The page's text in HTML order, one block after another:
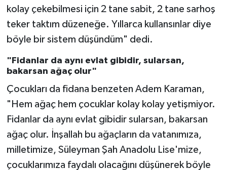
kolay çekebilmesi için 2 tane sabit, 2 tane sarhoş
teker taktım düzeneğe. Yıllarca kullansınlar diye
böyle bir sistem düşündüm" dedi.
"Fidanlar da aynı evlat gibidir, sularsan,
bakarsan ağaç olur"
Çocukları da fidana benzeten Adem Karaman,
"Hem ağaç hem çocuklar kolay kolay yetişmiyor.
Fidanlar da aynı evlat gibidir sularsan, bakarsan
ağaç olur. İnşallah bu ağaçların da vatanımıza,
milletimize, Süleyman Şah Anadolu Lise'mize,
çocuklarımıza faydalı olacağını düşünerek böyle